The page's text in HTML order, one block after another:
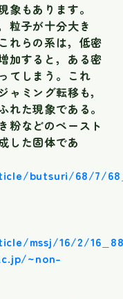
象もあります。
粒子が十分大き
れらの系は，低密
加すると，ある密
てしまう。これ
ミング転移も，
た現象である。
粉などのペースト
した固体であ
butsuri/68/7/
mssj/16/2/
~non-